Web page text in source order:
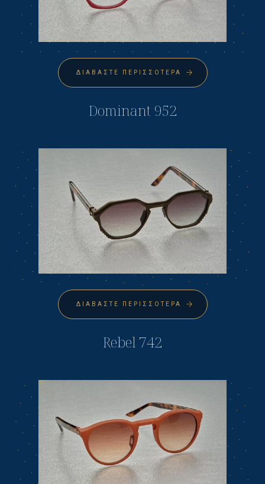
ΔΙΑΒΆΣΤΕ ΠΕΡΙΣΣΌΤΕΡΑ
Dominant 952
ΔΙΑΒΆΣΤΕ ΠΕΡΙΣΣΌΤΕΡΑ
Rebel 742